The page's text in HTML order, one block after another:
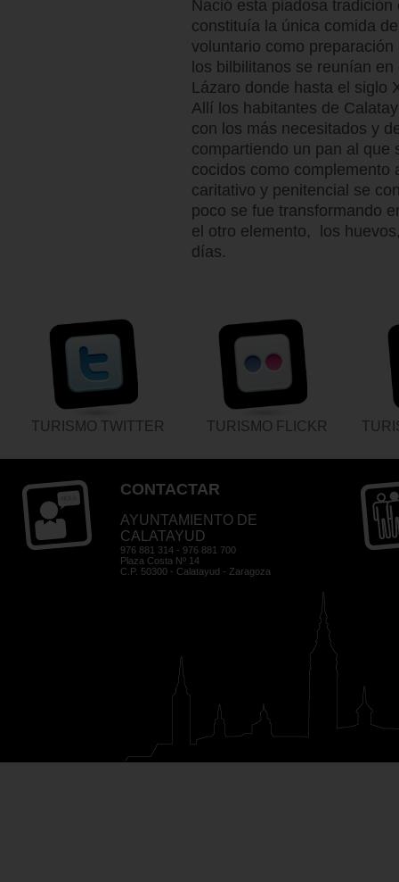
Nació esta piadosa
constituía la única comida
voluntario como
los bilbilitanos se reunían
Lázaro donde hasta el siglo
Allí los habitantes de
con los más necesitados y
compartiendo un pan al
cocidos como complemento
caritativo y penitencial se
poco se fue transformando
el otro elemento, los
días.
TURISMO TWITTER TURISMO FLICKR
CONTACTAR
AYUNTAMIENTO DE
CALATAYUD
976 881 314 - 976 881 700
Plaza Costa Nº 14
C.P. 50300 - Calatayud - Zaragoza